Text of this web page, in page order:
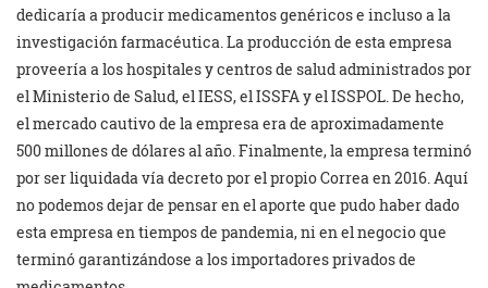
dedicaría a producir medicamentos genéricos e incluso a la
investigación farmacéutica. La producción de esta empresa
proveería a los hospitales y centros de salud administrados por
el Ministerio de Salud, el IESS, el ISSFA y el ISSPOL. De hecho,
el mercado cautivo de la empresa era de aproximadamente
500 millones de dólares al año. Finalmente, la empresa terminó
por ser liquidada vía decreto por el propio Correa en 2016. Aquí
no podemos dejar de pensar en el aporte que pudo haber dado
esta empresa en tiempos de pandemia, ni en el negocio que
terminó garantizándose a los importadores privados de